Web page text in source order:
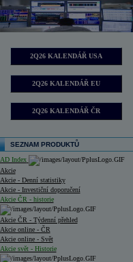
2Q26 KALENDÁŘ USA
2Q26 KALENDÁŘ EU
2Q26 KALENDÁŘ ČR
SEZNAM PRODUKTŮ
AD Index
Akcie
Akcie - Denní statistiky
Akcie - Investiční doporučení
Akcie ČR - historie
Akcie ČR - Týdenní přehled
Akcie online - ČR
Akcie online - Svět
Akcie svět - Historie